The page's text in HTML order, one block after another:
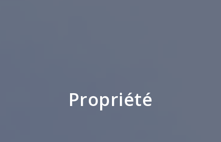
Propriété